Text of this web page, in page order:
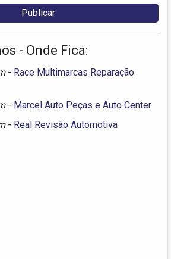
- Onde Fica:
- Race Multimarcas Reparação
- Marcel Auto Peças e Auto Center
- Real Revisão Automotiva